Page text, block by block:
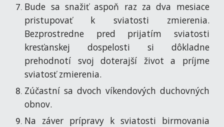
Bude sa snažiť aspoň raz za dva mesiace
pristupovať k sviatosti zmierenia.
Bezprostredne pred prijatím sviatosti
kresťanskej dospelosti si dôkladne
prehodnotí svoj doterajší život a príjme
sviatosť zmierenia.
Zúčastní sa dvoch víkendových duchovných
obnov.
Na záver prípravy k sviatosti birmovania